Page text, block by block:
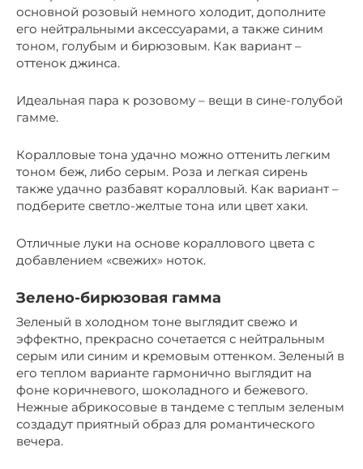
основной розовый немного холодит, дополните
его нейтральными аксессуарами, а также синим
тоном, голубым и бирюзовым. Как вариант –
оттенок джинса.
Идеальная пара к розовому – вещи в сине-голубой
гамме.
Коралловые тона удачно можно оттенить легким
тоном беж, либо серым. Роза и легкая сирень
также удачно разбавят коралловый. Как вариант –
подберите светло-желтые тона или цвет хаки.
Отличные луки на основе кораллового цвета с
добавлением «свежих» ноток.
Зелено-бирюзовая гамма
Зеленый в холодном тоне выглядит свежо и
эффектно, прекрасно сочетается с нейтральным
серым или синим и кремовым оттенком. Зеленый в
его теплом варианте гармонично выглядит на
фоне коричневого, шоколадного и бежевого.
Нежные абрикосовые в тандеме с теплым зеленым
создадут приятный образ для романтического
вечера.